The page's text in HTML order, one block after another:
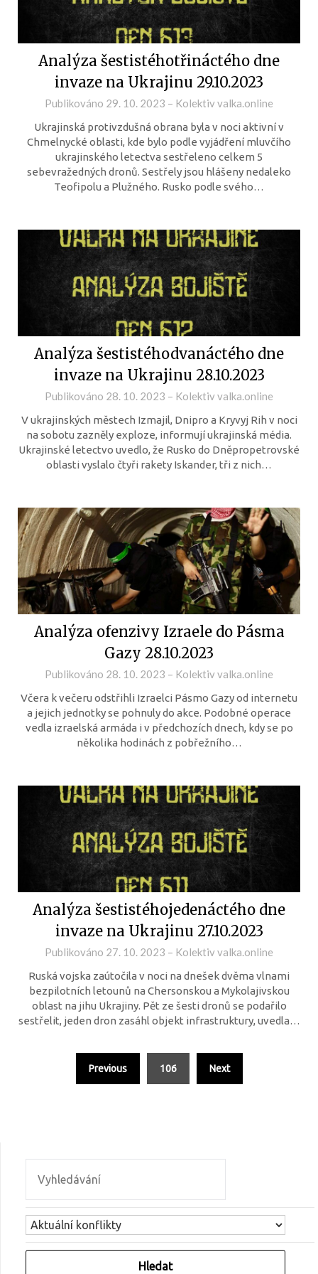
Analýza šestistéhotřináctého dne
invaze na Ukrajinu 29.10.2023
Publikováno 29. 10. 2023 – Kolektiv valka.online
Ukrajinská protivzdušná obrana byla v noci aktivní v
Chmelnycké oblasti, kde bylo podle vyjádření mluvčího
ukrajinského letectva sestřeleno celkem 5
sebevražedných dronů. Sestřely jsou hlášeny nedaleko
Teofipolu a Plužného. Rusko podle svého…
Analýza šestistéhodvanáctého dne
invaze na Ukrajinu 28.10.2023
Publikováno 28. 10. 2023 – Kolektiv valka.online
V ukrajinských městech Izmajil, Dnipro a Kryvyj Rih v noci
na sobotu zazněly exploze, informují ukrajinská média.
Ukrajinské letectvo uvedlo, že Rusko do Dněpropetrovské
oblasti vyslalo čtyři rakety Iskander, tři z nich…
Analýza ofenzivy Izraele do Pásma
Gazy 28.10.2023
Publikováno 28. 10. 2023 – Kolektiv valka.online
Včera k večeru odstřihli Izraelci Pásmo Gazy od internetu
a jejich jednotky se pohnuly do akce. Podobné operace
vedla izraelská armáda i v předchozích dnech, kdy se po
několika hodinách z pobřežního…
Analýza šestistéhojedenáctého dne
invaze na Ukrajinu 27.10.2023
Publikováno 27. 10. 2023 – Kolektiv valka.online
Ruská vojska zaútočila v noci na dnešek dvěma vlnami
bezpilotních letounů na Chersonskou a Mykolajivskou
oblast na jihu Ukrajiny. Pět ze šesti dronů se podařilo
sestřelit, jeden dron zasáhl objekt infrastruktury, uvedla…
Previous 106 Next